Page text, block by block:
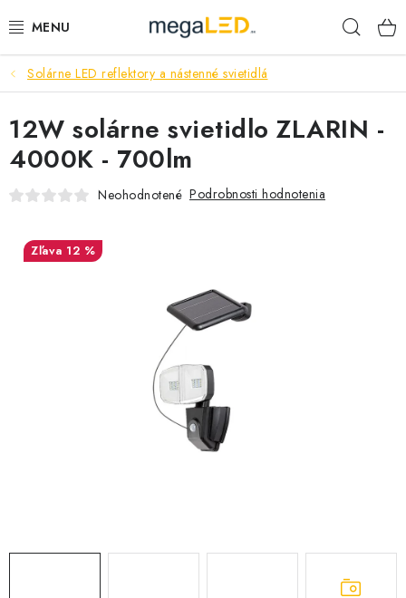
na
PRIEMYSEL
SVIETIDLÁ
ŽIAROVKY A TRUBICE
ELEKTROMATERIÁL
SEZÓNNE VÝPREDAJE POĽNOPOTREBY
OBCHODNÉ PODMIENKY
Solárne LED reflektory a nástenné svietidlá
12W solárne svietidlo ZLARIN -
4000K - 700lm
Neohodnotené Podrobnosti hodnotenia
12 %